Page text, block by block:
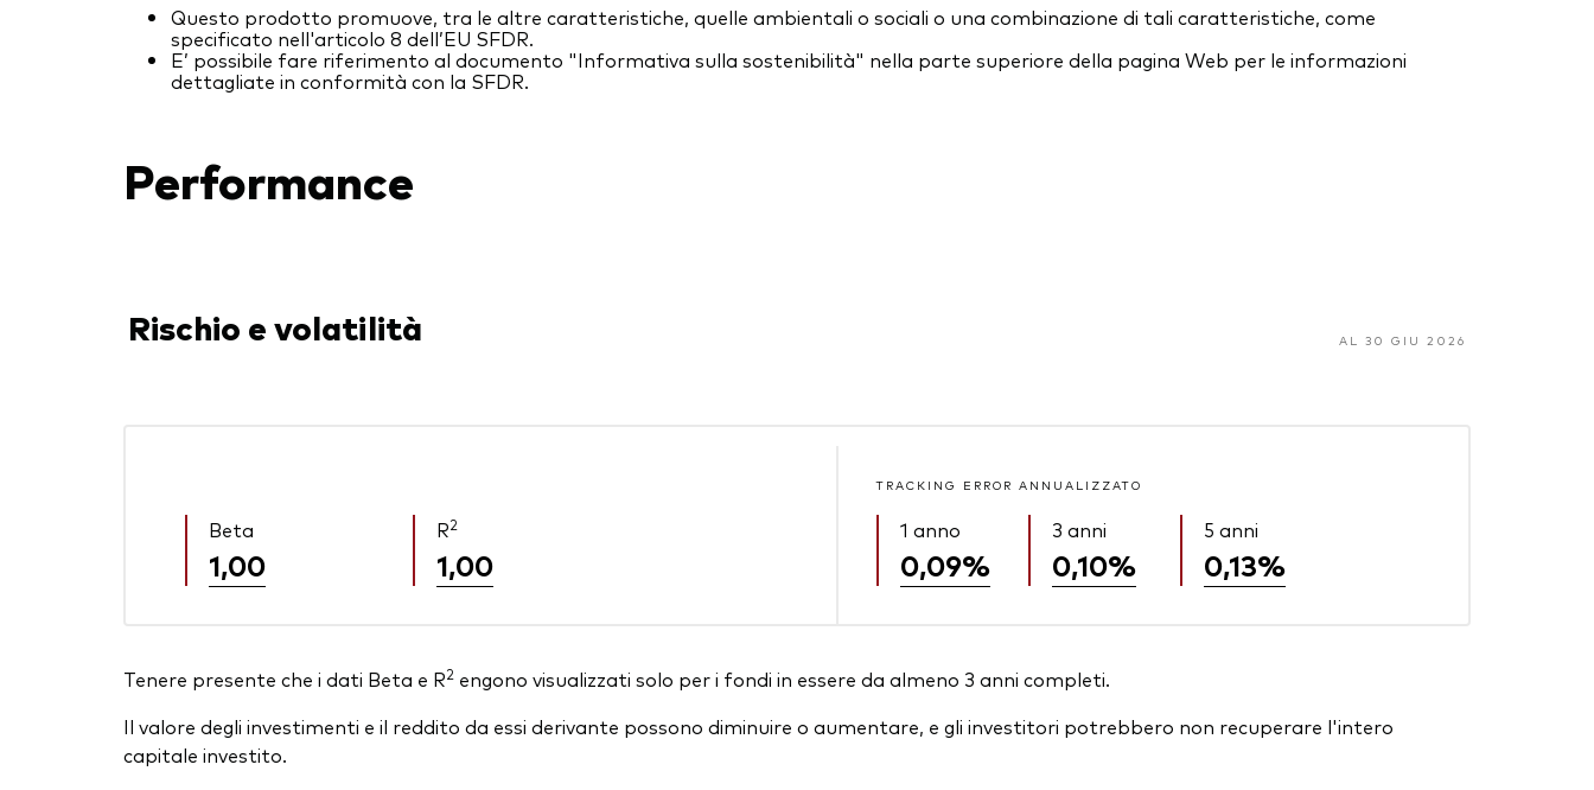
Questo prodotto promuove, tra le altre caratteristiche, quelle ambientali o sociali o una combinazione di tali caratteristiche, come
specificato nell'articolo 8 dell’EU SFDR.
E’ possibile fare riferimento al documento "Informativa sulla sostenibilità" nella parte superiore della pagina Web per le informazioni
dettagliate in conformità con la SFDR.
Performance
Rischio e volatilità AL 30 GIU 2026
Beta
1,00
R2
1,00
TRACKING ERROR ANNUALIZZATO
1 anno
0,09%
3 anni
0,10%
5 anni
0,13%
Tenere presente che i dati Beta e R2 engono visualizzati solo per i fondi in essere da almeno 3 anni completi.
Il valore degli investimenti e il reddito da essi derivante possono diminuire o aumentare, e gli investitori potrebbero non recuperare l'intero
capitale investito.